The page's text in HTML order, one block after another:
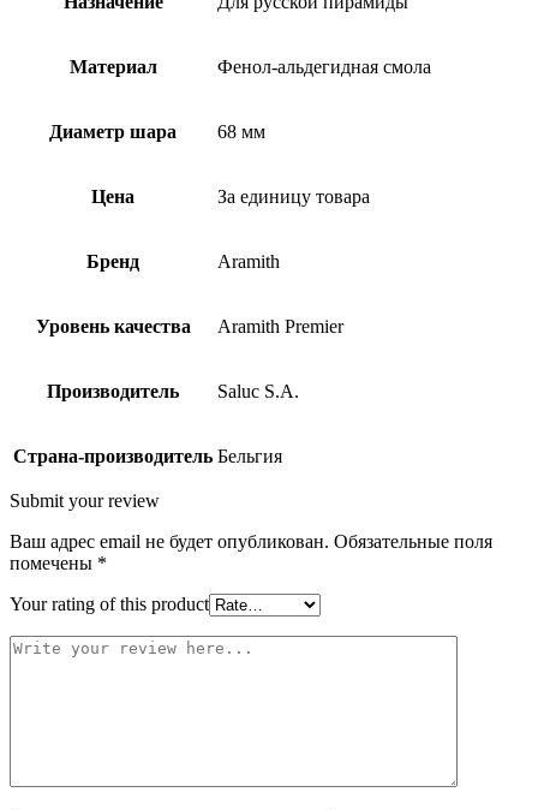
Материал Фенол-альдегидная смола
Диаметр шара 68 мм
Цена За единицу товара
Бренд Aramith
Уровень качества Aramith Premier
Производитель Saluc S.A.
Страна-производитель Бельгия
Submit your review
Ваш адрес email не будет опубликован. Обязательные поля
помечены *
Your rating of this product